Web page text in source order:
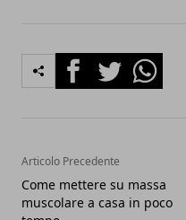
FacebookTwitterWhatsapp
Articolo Precedente
Come mettere su massa
muscolare a casa in poco